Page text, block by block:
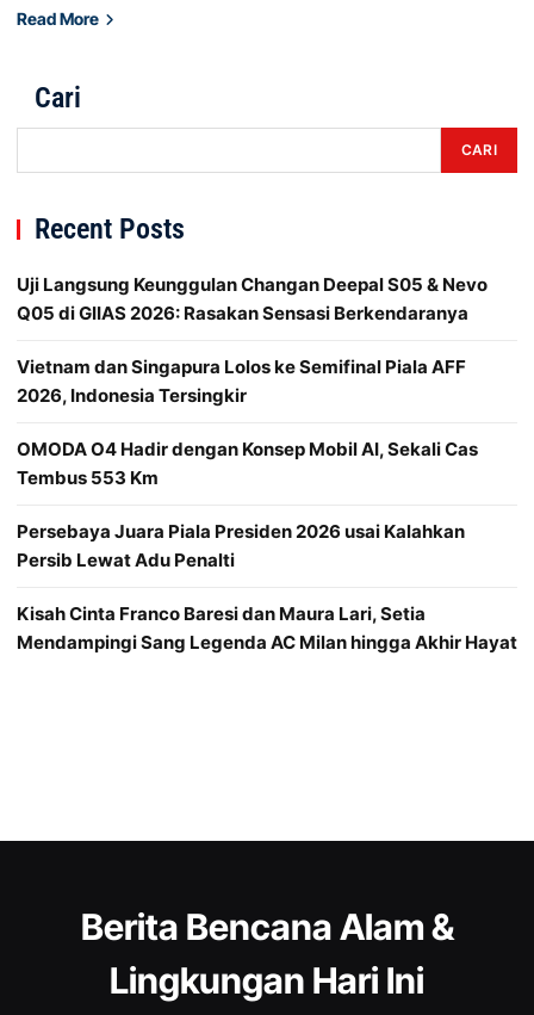
Read More
Cari
CARI
Recent Posts
Uji Langsung Keunggulan Changan Deepal S05 & Nevo
Q05 di GIIAS 2026: Rasakan Sensasi Berkendaranya
Vietnam dan Singapura Lolos ke Semifinal Piala AFF
2026, Indonesia Tersingkir
OMODA O4 Hadir dengan Konsep Mobil AI, Sekali Cas
Tembus 553 Km
Persebaya Juara Piala Presiden 2026 usai Kalahkan
Persib Lewat Adu Penalti
Kisah Cinta Franco Baresi dan Maura Lari, Setia
Mendampingi Sang Legenda AC Milan hingga Akhir Hayat
Berita Bencana Alam &
Lingkungan Hari Ini